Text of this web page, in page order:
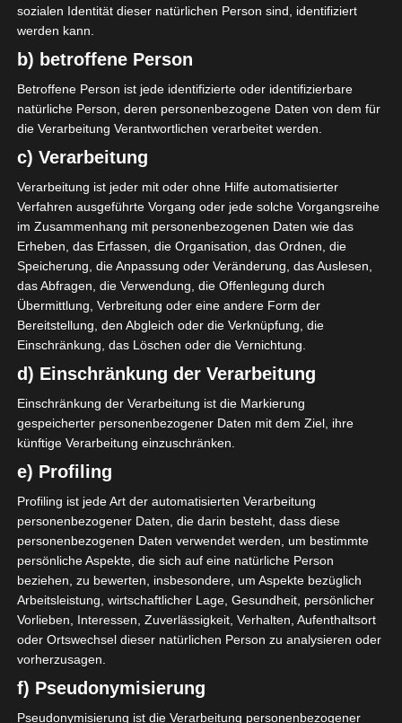
GESAMTE STATISTIK
Ligue 1 Pro (Tunesien)
2025/2026 2
2024/2025
1 90′
1 (0)
3
3 0 270′ 0 0 0 3 (0) 0 0
Gesamt:
3 3 0 270′ 0 0 0 3 (0) 0
LETZTE BEGEGNUNGEN
Datum Ergebnis
Meisterschaft Tunesien 2025/2026 -
Ligue 1
8 März 2026 G
2 Nov. 2025
Heim
G
3:0
90` 1
Meisterschaft Tunesien 2024/2025
2 Feb. 2025
Heim
90` 1
sozialen Identität dieser natürlichen Person sind, identifiziert
werden kann.
b) betroffene Person
Betroffene Person ist jede identifizierte oder identifizierbare
natürliche Person, deren personenbezogene Daten von dem für
die Verarbeitung Verantwortlichen verarbeitet werden.
c) Verarbeitung
Verarbeitung ist jeder mit oder ohne Hilfe automatisierter
Verfahren ausgeführte Vorgang oder jede solche Vorgangsreihe
im Zusammenhang mit personenbezogenen Daten wie das
Erheben, das Erfassen, die Organisation, das Ordnen, die
Speicherung, die Anpassung oder Veränderung, das Auslesen,
das Abfragen, die Verwendung, die Offenlegung durch
Übermittlung, Verbreitung oder eine andere Form der
Bereitstellung, den Abgleich oder die Verknüpfung, die
Einschränkung, das Löschen oder die Vernichtung.
d) Einschränkung der Verarbeitung
Einschränkung der Verarbeitung ist die Markierung
gespeicherter personenbezogener Daten mit dem Ziel, ihre
künftige Verarbeitung einzuschränken.
e) Profiling
Profiling ist jede Art der automatisierten Verarbeitung
personenbezogener Daten, die darin besteht, dass diese
personenbezogenen Daten verwendet werden, um bestimmte
persönliche Aspekte, die sich auf eine natürliche Person
beziehen, zu bewerten, insbesondere, um Aspekte bezüglich
Arbeitsleistung, wirtschaftlicher Lage, Gesundheit, persönlicher
Vorlieben, Interessen, Zuverlässigkeit, Verhalten, Aufenthaltsort
oder Ortswechsel dieser natürlichen Person zu analysieren oder
vorherzusagen.
f) Pseudonymisierung
Pseudonymisierung ist die Verarbeitung personenbezogener